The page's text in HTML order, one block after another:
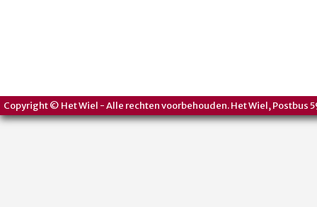
Copyright © Het Wiel - Alle rechten voorbehouden. Het Wiel, Postbus